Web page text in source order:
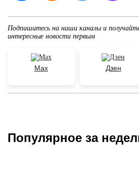
Подпишитесь на наши каналы и
интересные новости первым
Max
Дзен
Популярное за